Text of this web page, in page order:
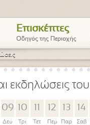
Επισκέπτες
Οδηγός της Περιοχής
εκδηλώσεις
09
Δευ
10
Τρι Τετ
12
Πεμ
13
Παρ
14
Σαβ